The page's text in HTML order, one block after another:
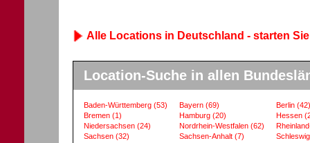
Alle Locations in Deutschland - starten
Location-Suche in allen
Baden-Württemberg (53) Bayern (69) Berlin (42)
Bremen (1) Hamburg (20) Hessen
Niedersachsen (24) Nordrhein-Westfalen (62)
Sachsen (32) Sachsen-Anhalt (7)